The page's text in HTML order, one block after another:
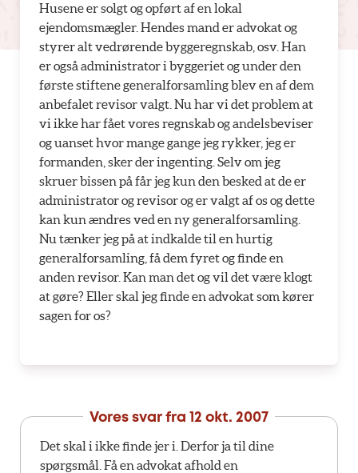
Husene er solgt og opført af en lokal
ejendomsmægler. Hendes mand er advokat og
styrer alt vedrørende byggeregnskab, osv. Han
er også administrator i byggeriet og under den
første stiftene generalforsamling blev en af dem
anbefalet revisor valgt. Nu har vi det problem at
vi ikke har fået vores regnskab og andelsbeviser
og uanset hvor mange gange jeg rykker, jeg er
formanden, sker der ingenting. Selv om jeg
skruer bissen på får jeg kun den besked at de er
administrator og revisor og er valgt af os og dette
kan kun ændres ved en ny generalforsamling.
Nu tænker jeg på at indkalde til en hurtig
generalforsamling, få dem fyret og finde en
anden revisor. Kan man det og vil det være klogt
at gøre? Eller skal jeg finde en advokat som kører
sagen for os?
Vores svar fra 12 okt. 2007
Det skal i ikke finde jer i. Derfor ja til dine
spørgsmål. Få en advokat afhold en